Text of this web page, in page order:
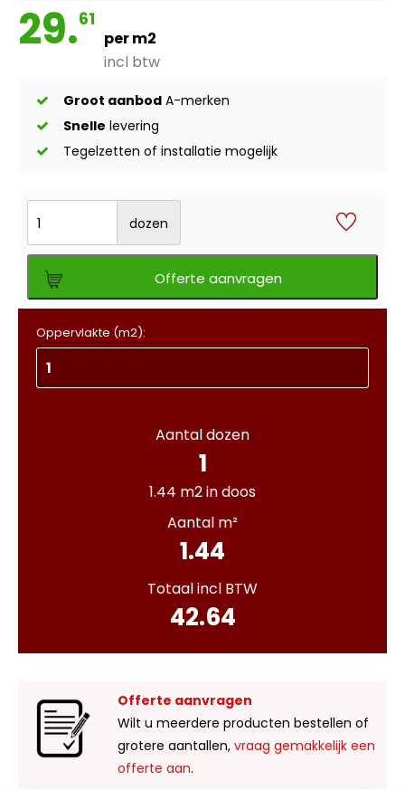
29.61
per m2
incl btw
Groot aanbod A-merken
Snelle levering
Tegelzetten of installatie mogelijk
dozen
Offerte aanvragen
Oppervlakte (m2):
Aantal dozen
1
1.44 m2 in doos
Aantal m²
1.44
Totaal incl BTW
42.64
Offerte aanvragen
Wilt u meerdere producten bestellen of
grotere aantallen, vraag gemakkelijk een
offerte aan.